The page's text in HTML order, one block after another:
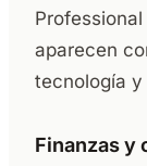
aparecen
tecnología
Finanzas y